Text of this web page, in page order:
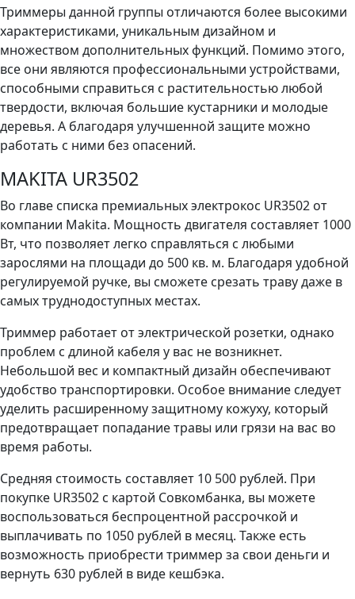
Триммеры данной группы отличаются более высокими
характеристиками, уникальным дизайном и
множеством дополнительных функций. Помимо этого,
все они являются профессиональными устройствами,
способными справиться с растительностью любой
твердости, включая большие кустарники и молодые
деревья. А благодаря улучшенной защите можно
работать с ними без опасений.
MAKITA UR3502
Во главе списка премиальных электрокос UR3502 от
компании Makita. Мощность двигателя составляет 1000
Вт, что позволяет легко справляться с любыми
зарослями на площади до 500 кв. м. Благодаря удобной
регулируемой ручке, вы сможете срезать траву даже в
самых труднодоступных местах.
Триммер работает от электрической розетки, однако
проблем с длиной кабеля у вас не возникнет.
Небольшой вес и компактный дизайн обеспечивают
удобство транспортировки. Особое внимание следует
уделить расширенному защитному кожуху, который
предотвращает попадание травы или грязи на вас во
время работы.
Средняя стоимость составляет 10 500 рублей. При
покупке UR3502 с картой Совкомбанка, вы можете
воспользоваться беспроцентной рассрочкой и
выплачивать по 1050 рублей в месяц. Также есть
возможность приобрести триммер за свои деньги и
вернуть 630 рублей в виде кешбэка.